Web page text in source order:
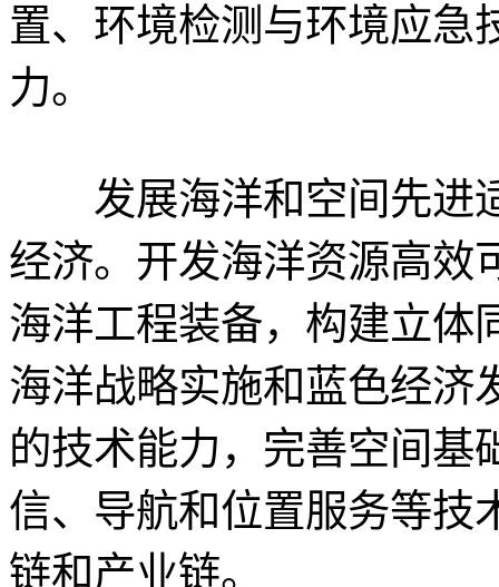
置、环境检测与环境应急
力。
发展海洋和空间先进
经济。开发海洋资源高效
海洋工程装备，构建立体
海洋战略实施和蓝色经济
的技术能力，完善空间基
信、导航和位置服务等技
链和产业链。